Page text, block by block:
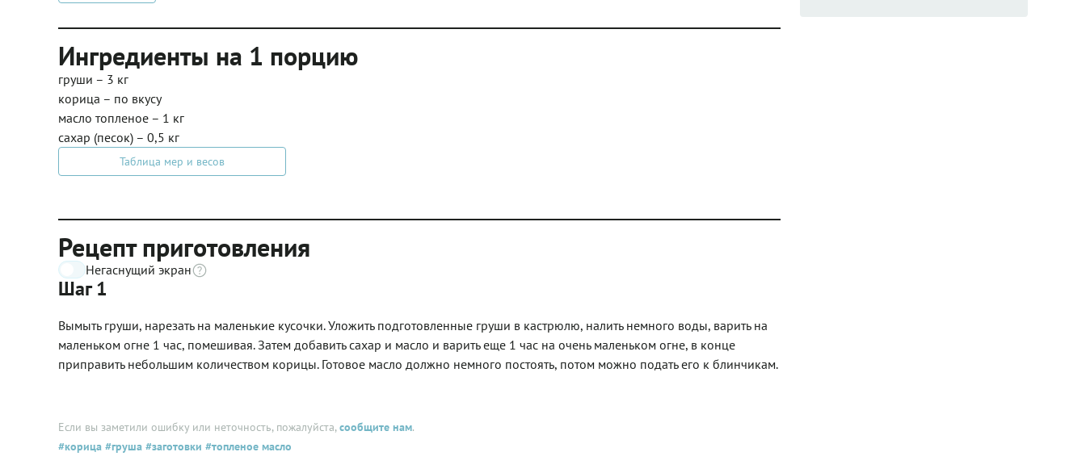
Ингредиенты на 1 порцию
груши – 3 кг
корица – по вкусу
масло топленое – 1 кг
сахар (песок) – 0,5 кг
Таблица мер и весов
Рецепт приготовления
Негаснущий экран
Шаг 1
Вымыть груши, нарезать на маленькие кусочки. Уложить подготовленные груши в кастрюлю, налить немного воды, варить на
маленьком огне 1 час, помешивая. Затем добавить сахар и масло и варить еще 1 час на очень маленьком огне, в конце
приправить небольшим количеством корицы. Готовое масло должно немного постоять, потом можно подать его к блинчикам.
Если вы заметили ошибку или неточность, пожалуйста,сообщите нам.
#корица #груша #заготовки #топленое масло